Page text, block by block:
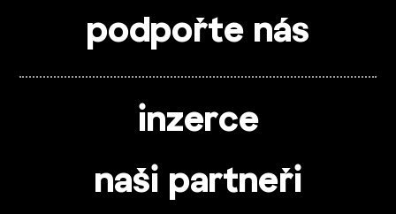
podpořte nás
inzerce
naši partneři